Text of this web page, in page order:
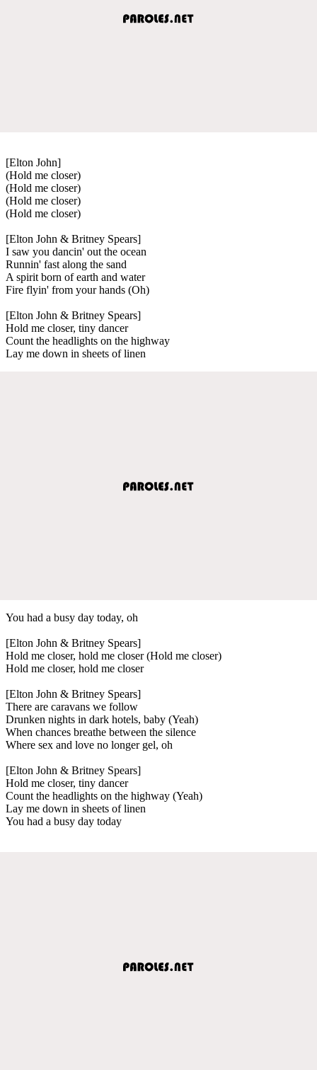
[Elton John]
(Hold me closer)
(Hold me closer)
(Hold me closer)
(Hold me closer)
[Elton John & Britney Spears]
I saw you dancin' out the ocean
Runnin' fast along the sand
A spirit born of earth and water
Fire flyin' from your hands (Oh)
[Elton John & Britney Spears]
Hold me closer, tiny dancer
Count the headlights on the highway
Lay me down in sheets of linen
You had a busy day today, oh
[Elton John & Britney Spears]
Hold me closer, hold me closer (Hold me closer)
Hold me closer, hold me closer
[Elton John & Britney Spears]
There are caravans we follow
Drunken nights in dark hotels, baby (Yeah)
When chances breathe between the silence
Where sex and love no longer gel, oh
[Elton John & Britney Spears]
Hold me closer, tiny dancer
Count the headlights on the highway (Yeah)
Lay me down in sheets of linen
You had a busy day today